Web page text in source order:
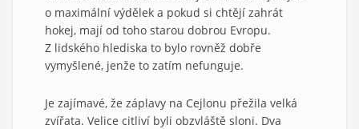
o maximální výdělek a pokud si chtějí zahrát
hokej, mají od toho starou dobrou Evropu.
Z lidského hlediska to bylo rovněž dobře
vymyšlené, jenže to zatím nefunguje.
Je zajímavé, že záplavy na Cejlonu přežila velká
zvířata. Velice citliví byli obzvláště sloni. Dva